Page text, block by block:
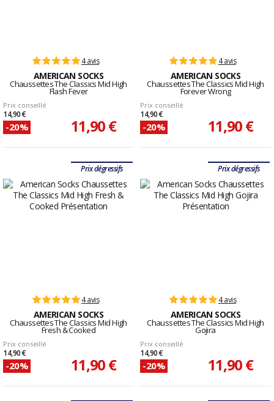
4 avis
AMERICAN SOCKS
Chaussettes The Classics Mid High
Flash Fever
Prix conseillé
14,90 €
-20% 11,90 €
4 avis
AMERICAN SOCKS
Chaussettes The Classics Mid High
Forever Wrong
Prix conseillé
14,90 €
-20% 11,90 €
Prix dégressifs
4 avis
AMERICAN SOCKS
Chaussettes The Classics Mid High
Fresh & Cooked
Prix conseillé
14,90 €
-20% 11,90 €
Prix dégressifs
4 avis
AMERICAN SOCKS
Chaussettes The Classics Mid High
Gojira
Prix conseillé
14,90 €
-20% 11,90 €